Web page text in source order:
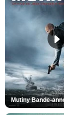
Mutiny Bande-